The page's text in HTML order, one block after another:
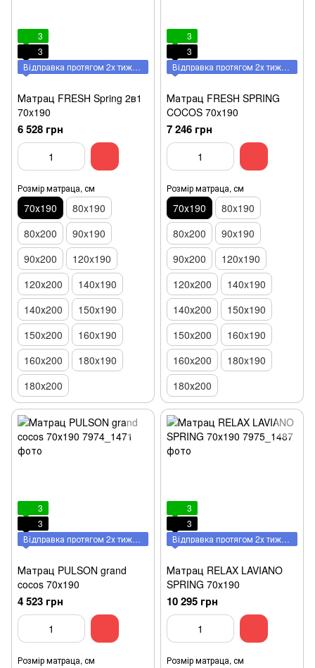
3
3
Відправка протягом 2х тижнів
Матрац FRESH Spring 2в1
70x190
6 528 грн
Розмір матраца, см
70х190
80x190
80x200
90x190
90x200
120x190
120х200
140x190
140х200
150х190
150x200
160x190
160x200
180x190
180х200
3
3
Відправка протягом 2х тижнів
Матрац FRESH SPRING
COCOS 70x190
7 246 грн
Розмір матраца, см
70х190
80x190
80x200
90x190
90x200
120x190
120х200
140x190
140х200
150х190
150x200
160x190
160x200
180x190
180х200
3
3
Відправка протягом 2х тижнів
Матрац PULSON grand
cocos 70х190
4 523 грн
Розмір матраца, см
3
3
Відправка протягом 2х тижнів
Матрац RELAX LAVIANO
SPRING 70х190
10 295 грн
Розмір матраца, см